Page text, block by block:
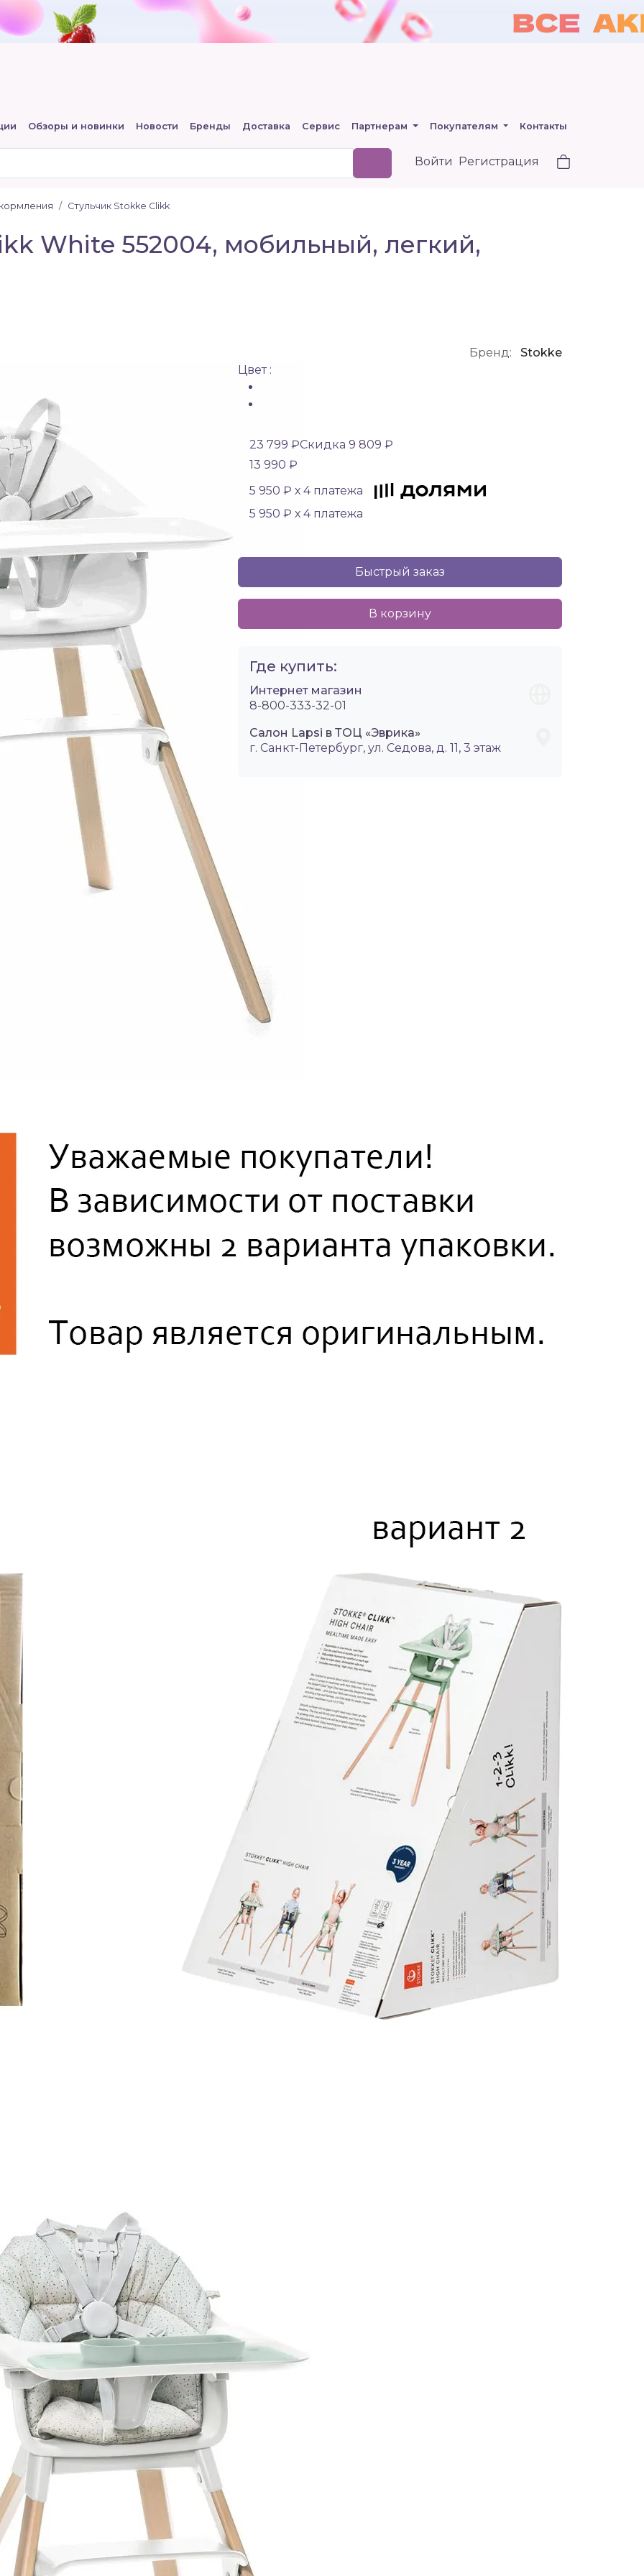
Обзоры и новинки Новости Бренды Доставка Сервис Партнерам Покупателям Контакты
Войти Регистрация
Стульчик Stokke Clikk
White 552004, мобильный, легкий,
Бренд:
Stokke
Цвет :
23 799 ₽Скидка 9 809 ₽
13 990 ₽
5 950 ₽ х 4 платежа
5 950 ₽ х 4 платежа
Быстрый заказ
В корзину
Где купить:
Интернет магазин
8-800-333-32-01
Салон Lapsi в ТОЦ «Эврика»
г. Санкт-Петербург, ул. Седова, д. 11, 3 этаж